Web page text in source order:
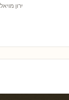
ירון